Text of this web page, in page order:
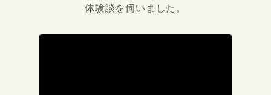
体験談を伺いました。